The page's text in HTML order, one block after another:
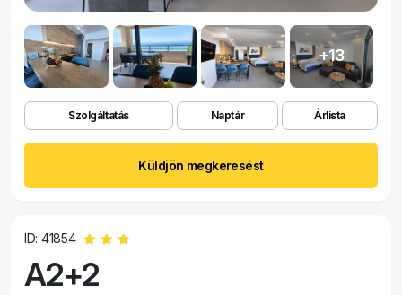
+13
Szolgáltatás Naptár Árlista
Küldjön megkeresést
ID: 41854
A2+2